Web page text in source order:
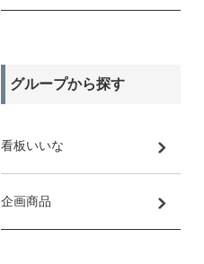
グループから探す
看板いいな
企画商品